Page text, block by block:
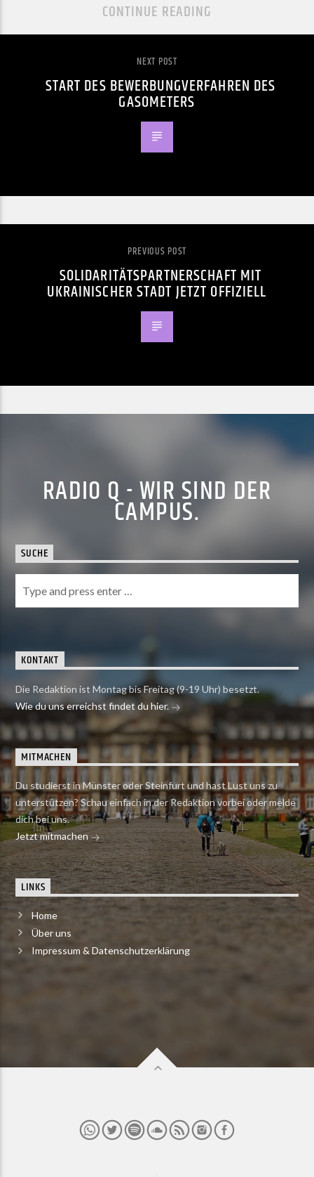
CONTINUE READING
NEXT POST
START DES BEWERBUNGVERFAHREN DES
GASOMETERS
PREVIOUS POST
SOLIDARITÄTSPARTNERSCHAFT MIT
UKRAINISCHER STADT JETZT OFFIZIELL
RADIO Q - WIR SIND DER
CAMPUS.
SUCHE
KONTAKT
Die Redaktion ist Montag bis Freitag (9-19 Uhr) besetzt.
Wie du uns erreichst findet du hier.
MITMACHEN
Du studierst in Münster oder Steinfurt und hast Lust uns zu
unterstützen? Schau einfach in der Redaktion vorbei oder melde
dich bei uns.
Jetzt mitmachen
LINKS
Home
Über uns
Impressum & Datenschutzerklärung